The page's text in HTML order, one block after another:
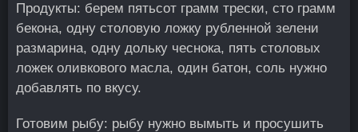
Продукты: берем пятьсот грамм трески, сто грамм
бекона, одну столовую ложку рубленной зелени
размарина, одну дольку чеснока, пять столовых
ложек оливкового масла, один батон, соль нужно
добавлять по вкусу.
Готовим рыбу: рыбу нужно вымыть и просушить